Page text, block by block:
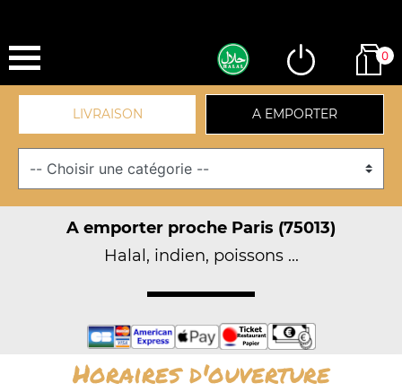
0
LIVRAISON A EMPORTER
A emporter proche Paris (75013)
Halal, indien, poissons ...
Horaires d'ouverture